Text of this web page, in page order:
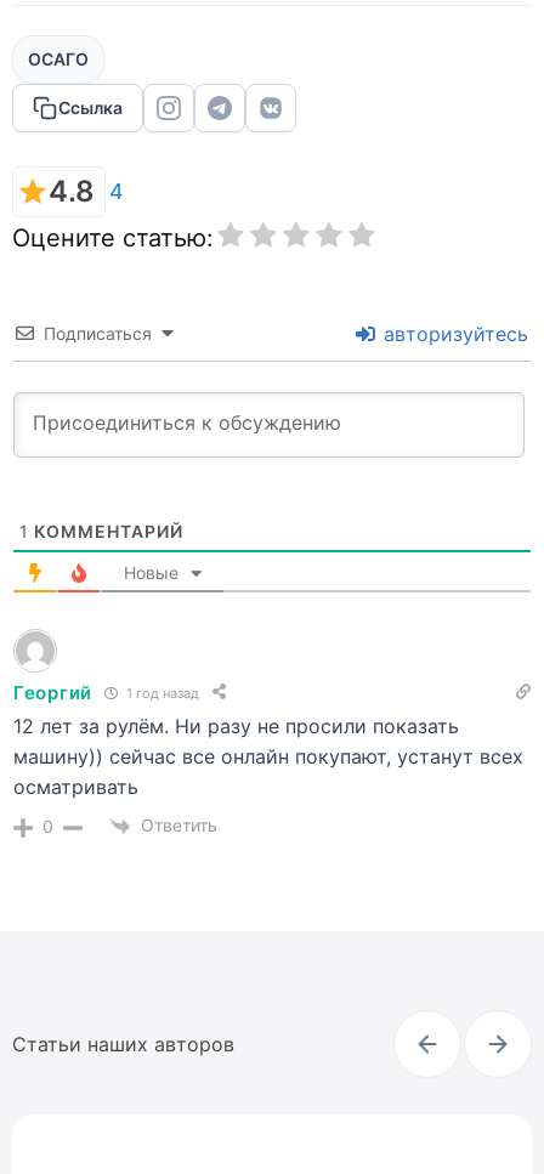
ОСАГО
Ссылка
4.8 4
Оцените статью:
Подписаться авторизуйтесь
1 КОММЕНТАРИЙ
Новые
Георгий 1 год назад
12 лет за рулём. Ни разу не просили показать
машину)) сейчас все онлайн покупают, устанут всех
осматривать
0 Ответить
Статьи наших авторов